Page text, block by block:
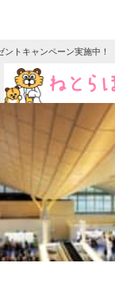
トキャンペーン実施中！
ニュース
クイズ
地域
教育・育児
リサーチ